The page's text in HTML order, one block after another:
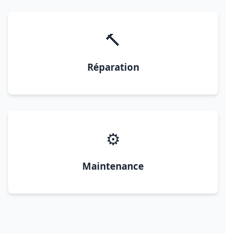
🔨
Réparation
⚙️
Maintenance